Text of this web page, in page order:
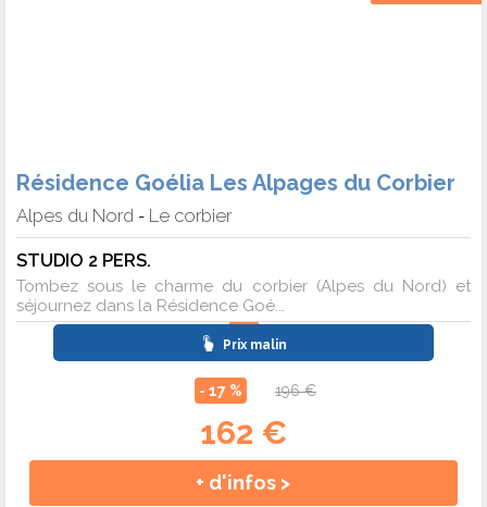
Résidence Goélia Les Alpages du Corbier
Alpes du Nord - Le corbier
STUDIO 2 PERS.
Tombez sous le charme du corbier (Alpes du Nord) et
séjournez dans la Résidence Goé...
Prix malin
- 17 % 196 €
162 €
+ d'infos >